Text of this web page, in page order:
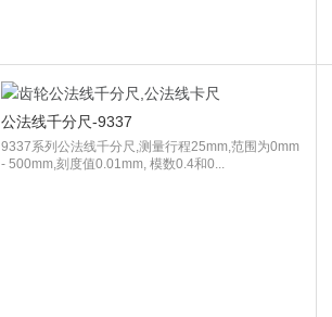
公法线千分尺-9337
9337系列公法线千分尺,测量行程25mm,范围为0mm
- 500mm,刻度值0.01mm, 模数0.4和0...